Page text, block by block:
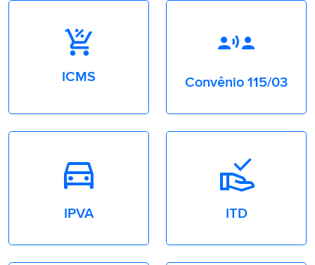
ICMS
communication
Convênio 115/03
Directions_car
IPVA
approval_delegation
ITD